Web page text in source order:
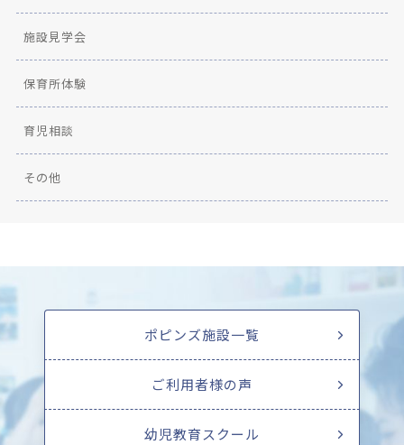
施設見学会
保育所体験
育児相談
その他
ポピンズ施設一覧
ご利用者様の声
幼児教育スクール